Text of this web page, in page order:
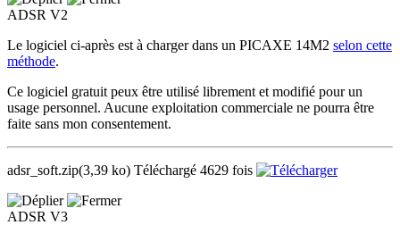
ADSR V2
Le logiciel ci-après est à charger dans un PICAXE 14M2 selon cette
méthode.
Ce logiciel gratuit peux être utilisé librement et modifié pour un
usage personnel. Aucune exploitation commerciale ne pourra être
faite sans mon consentement.
adsr_soft.zip(3,39 ko) Téléchargé 4629 fois
ADSR V3